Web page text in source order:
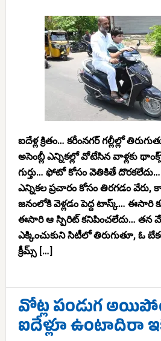
ఐదేళ్ల క్రితం… కరీంనగర్ గల్లీల్లో
అసెంబ్లీ ఎన్నికల్లో వోటేసిన వాళ్లకు
గుర్తు… ఫోటో కోసం వెతికితే
ఎన్నికల ప్రచారం కోసం తిరగడం
జనంలోకి వెళ్లడం పెద్ద టాస్క్… ఈసారి
ఈసారి ఆ స్పిరిట్ కనిపించలేదు… తన
ఎక్కించుకుని సిటీలో తిరుగుతూ, ఓ
క్రీమ్స్ […]
వోట్ల పండుగ
ఐదేళ్లూ ఉంటాదిరా